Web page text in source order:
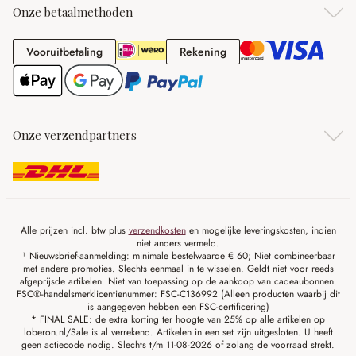
Onze betaalmethoden
VooruitbetalingVooruitbetaling RekeningRekening
Onze verzendpartners
Alle prijzen incl. btw plus verzendkostenen mogelijke leveringskosten, indien
niet anders vermeld.
¹ Nieuwsbrief-aanmelding: minimale bestelwaarde € 60; Niet combineerbaar
met andere promoties. Slechts eenmaal in te wisselen. Geldt niet voor reeds
afgeprijsde artikelen. Niet van toepassing op de aankoop van cadeaubonnen.
FSC®-handelsmerklicentienummer: FSC-C136992 (Alleen producten waarbij dit
is aangegeven hebben een FSC-certificering)
* FINAL SALE: de extra korting ter hoogte van 25% op alle artikelen op
loberon.nl/Sale is al verrekend. Artikelen in een set zijn uitgesloten. U heeft
geen actiecode nodig. Slechts t/m 11-08-2026 of zolang de voorraad strekt.